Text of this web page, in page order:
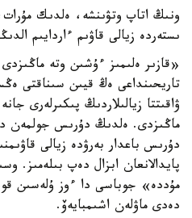
ونىڭ اتاپ وتۋىنشە، ەلدىك
ىستەردە زيالى قاۋىم ءاردايىم
«قازىر ەلىمىز ءۇشىن وتە
تاريحىنداعى ەڭ قيىن سىناقتى
ۋاقىتتا زيالىلاردىڭ پىكىرلەرى
ماڭىزدى. ەلدىڭ دۇرىس جولمەن
دۇرىس باعدار بەرۋدە زيالى
پايدالانعان ابزال دەپ بىلەمىز.
مۇددە» جوباسى دا ءوز ۇلەسىن
دەدى ماۋلەن اشىمبايەۆ.